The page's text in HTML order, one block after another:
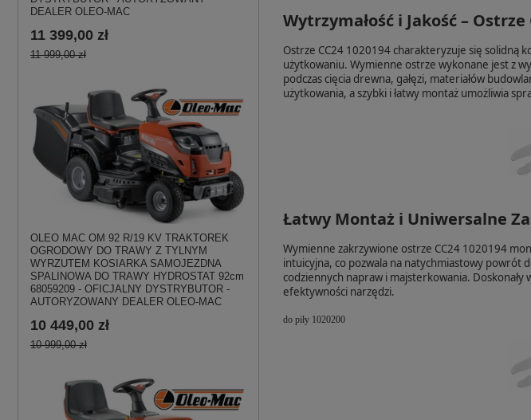
DEALER OLEO-MAC
11 399,00 zł
11 999,00 zł
OLEO MAC OM 92 R/19 KV TRAKTOREK
OGRODOWY DO TRAWY Z TYLNYM
WYRZUTEM KOSIARKA SAMOJEZDNA
SPALINOWA DO TRAWY HYDROSTAT 92cm
68059209 - OFICJALNY DYSTRYBUTOR -
AUTORYZOWANY DEALER OLEO-MAC
10 449,00 zł
10 999,00 zł
Wytrzymałość i Jakość – Ostrze
Ostrze CC24 1020194 charakteryzuje się solidną
użytkowaniu. Wymienne ostrze wykonane jest z
podczas cięcia drewna, gałęzi, materiałów
użytkowania, a szybki i łatwy montaż umożliwia
Łatwy Montaż i Uniwersalne
Wymienne zakrzywione ostrze CC24 1020194
intuicyjna, co pozwala na natychmiastowy powrót
codziennych napraw i majsterkowania.
efektywności narzędzi.
do piły 1020200